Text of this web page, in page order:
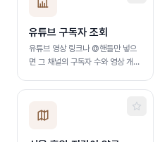
유튜브 구독자 조회
유튜브 영상 링크나 @핸들만 넣으
면 그 채널의 구독자 수와 영상 개수